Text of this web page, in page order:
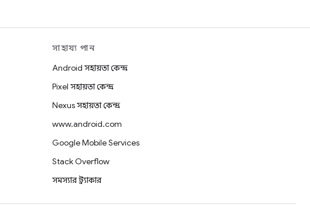
সাহায্য পান
Android সহায়তা কেন্দ্র
Pixel সহায়তা কেন্দ্র
Nexus সহায়তা কেন্দ্র
www.android.com
Google Mobile Services
Stack Overflow
সমস্যার ট্র্যাকার